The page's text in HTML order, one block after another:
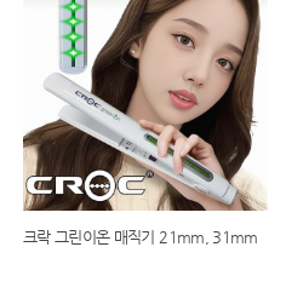
크락 그린이온 매직기 21mm, 31mm